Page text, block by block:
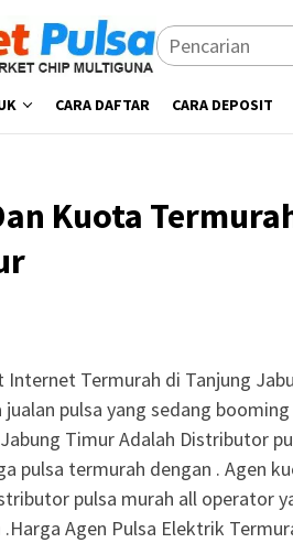
CARA DAFTAR CARA DEPOSIT
Kuota
Termurah di Tanjung
pulsa yang sedang
Timur Adalah Distributor
pulsa termurah dengan . Agen
pulsa murah all operator
Agen Pulsa Elektrik